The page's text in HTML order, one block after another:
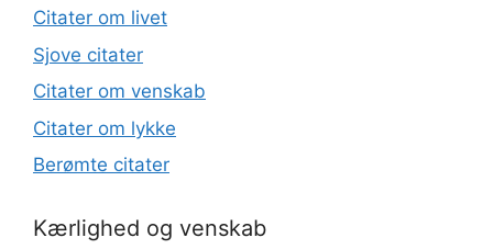
Citater om livet
Sjove citater
Citater om venskab
Citater om lykke
Berømte citater
Kærlighed og venskab